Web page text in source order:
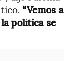
“Vemos a
política se